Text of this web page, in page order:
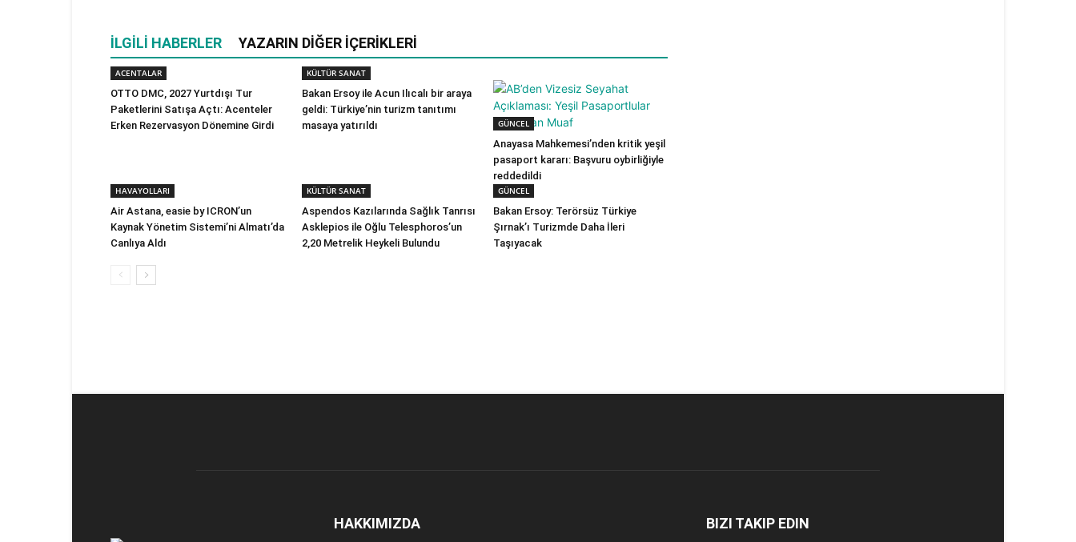
İLGILI HABERLER YAZARIN DIĞER İÇERIKLERI
ACENTALAR
OTTO DMC, 2027 Yurtdışı Tur
Paketlerini Satışa Açtı: Acenteler
Erken Rezervasyon Dönemine Girdi
KÜLTÜR SANAT
Bakan Ersoy ile Acun Ilıcalı bir araya
geldi: Türkiye’nin turizm tanıtımı
masaya yatırıldı
GÜNCEL
Anayasa Mahkemesi’nden kritik yeşil
pasaport kararı: Başvuru oybirliğiyle
reddedildi
HAVAYOLLARI
Air Astana, easie by ICRON’un
Kaynak Yönetim Sistemi’ni Almatı’da
Canlıya Aldı
KÜLTÜR SANAT
Aspendos Kazılarında Sağlık Tanrısı
Asklepios ile Oğlu Telesphoros’un
2,20 Metrelik Heykeli Bulundu
GÜNCEL
Bakan Ersoy: Terörsüz Türkiye
Şırnak’ı Turizmde Daha İleri
Taşıyacak
HAKKIMIZDA BIZI TAKIP EDIN